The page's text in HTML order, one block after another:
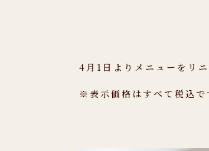
4月1日よりメニューをリ
※表示価格はすべて税込で